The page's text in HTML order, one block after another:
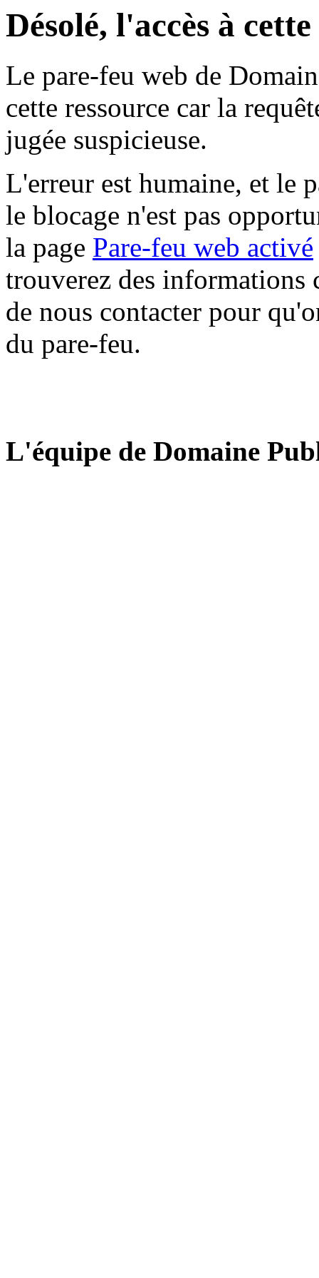
Désolé, l'accès à
Le pare-feu web de
cette ressource car la
jugée suspicieuse.
L'erreur est humaine, et le
le blocage n'est pas
la page Pare-feu web activé
trouverez des informations
de nous contacter pour
du pare-feu.
L'équipe de Domaine